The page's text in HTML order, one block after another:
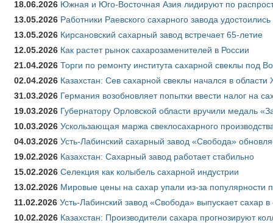
18.06.2026 Южная и Юго-Восточная Азия лидируют по
13.05.2026 Работники Раевского сахарного завода удостоились
13.05.2026 Кирсановский сахарный завод встречает 65-летие
12.05.2026 Как растет рынок сахарозаменителей в России
21.04.2026 Торги по ремонту института сахарной свеклы под
02.04.2026 Казахстан: Сев сахарной свеклы начался в области
31.03.2026 Германия возобновляет попытки ввести налог на
19.03.2026 Губернатору Орловской области вручили медаль
10.03.2026 Ускользающая маржа свеклосахарного
04.03.2026 Усть-Лабинский сахарный завод «Свобода»
19.02.2026 Казахстан: Сахарный завод работает стабильно
15.02.2026 Селекция как колыбель сахарной индустрии
13.02.2026 Мировые цены на сахар упали из-за популярности
11.02.2026 Усть-Лабинский завод «Свобода» выпускает сахар в
10.02.2026 Казахстан: Производители сахара прогнозируют